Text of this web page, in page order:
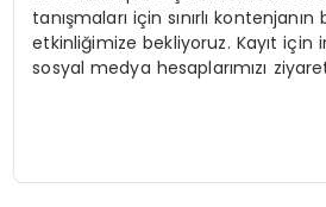
tanışmaları için sınırlı
etkinliğimize bekliyoruz. Kayıt için
sosyal medya hesaplarımızı